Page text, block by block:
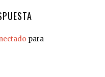
para